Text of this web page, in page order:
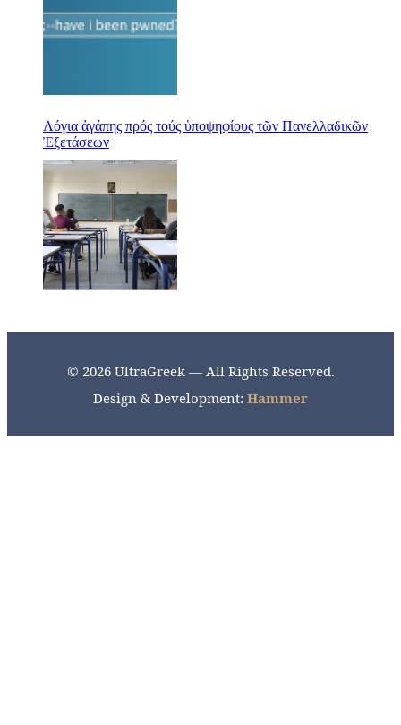
Λόγια ἀγάπης πρός τούς ὑποψηφίους τῶν Πανελλαδικῶν
Ἐξετάσεων
© 2026 UltraGreek — All Rights Reserved.
Design & Development: Hammer